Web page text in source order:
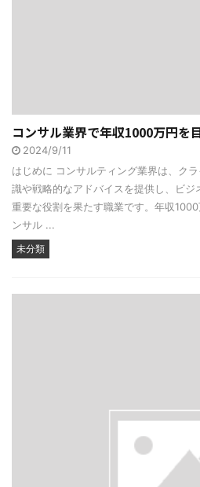
コンサル業界で年収1000万円を
2024/9/11
はじめに コンサルティング業界は、ク
識や戦略的なアドバイスを提供し、ビ
重要な役割を果たす職業です。年収
ンサル ...
未分類